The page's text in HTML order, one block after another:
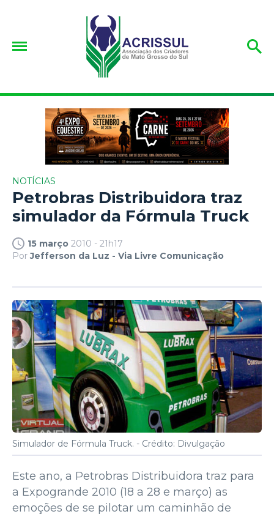
NOTÍCIAS
Petrobras Distribuidora traz
simulador da Fórmula Truck
15 março 2010 - 21h17
PorJefferson da Luz - Via Livre Comunicação
Simulador de Fórmula Truck. - Crédito: Divulgação
Este ano, a Petrobras Distribuidora traz para
a Expogrande 2010 (18 a 28 e março) as
emoções de se pilotar um caminhão de